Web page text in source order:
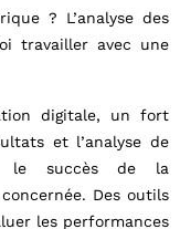
? L’analyse des
travailler avec une
digitale, un fort
et l’analyse de
le succès de la
Des outils
les performances